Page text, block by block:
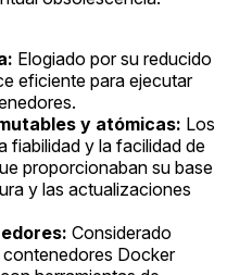
Elogiado por su reducido
eficiente para ejecutar
y atómicas: Los
fiabilidad y la facilidad de
proporcionaban su base
y las actualizaciones
Considerado
Docker